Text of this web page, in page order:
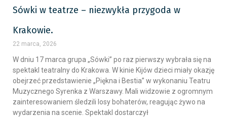
Sówki w teatrze – niezwykła przygoda w
Krakowie.
22 marca, 2026
W dniu 17 marca grupa „Sówki” po raz pierwszy wybrała się na
spektakl teatralny do Krakowa. W kinie Kijów dzieci miały okazję
obejrzeć przedstawienie „Piękna i Bestia” w wykonaniu Teatru
Muzycznego Syrenka z Warszawy. Mali widzowie z ogromnym
zainteresowaniem śledzili losy bohaterów, reagując żywo na
wydarzenia na scenie. Spektakl dostarczył